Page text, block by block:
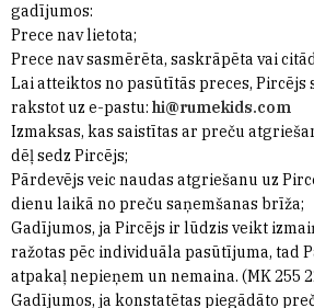
gadījumos:
Prece nav lietota;
Prece nav sasmērēta, saskrāpēta vai
Lai atteiktos no pasūtītās preces, Pircējs
rakstot uz e-pastu: hi@rumekids.com
Izmaksas, kas saistītas ar preču
dēļ sedz Pircējs;
Pārdevējs veic naudas atgriešanu uz
dienu laikā no preču saņemšanas brīža;
Gadījumos, ja Pircējs ir lūdzis veikt
ražotas pēc individuāla pasūtījuma, tad
atpakaļ nepieņem un nemaina. (MK 255
Gadījumos, ja konstatētas piegādāto